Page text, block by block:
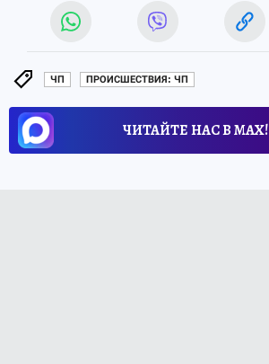
ЧП ПРОИСШЕСТВИЯ: ЧП
ЧИТАЙТЕ НАС В МАХ!